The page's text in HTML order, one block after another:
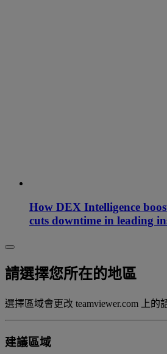
How DEX Intelligence
cuts downtime in leading
請選擇您所在的地區
選擇區域會更改 teamviewer.com 上的
建議區域